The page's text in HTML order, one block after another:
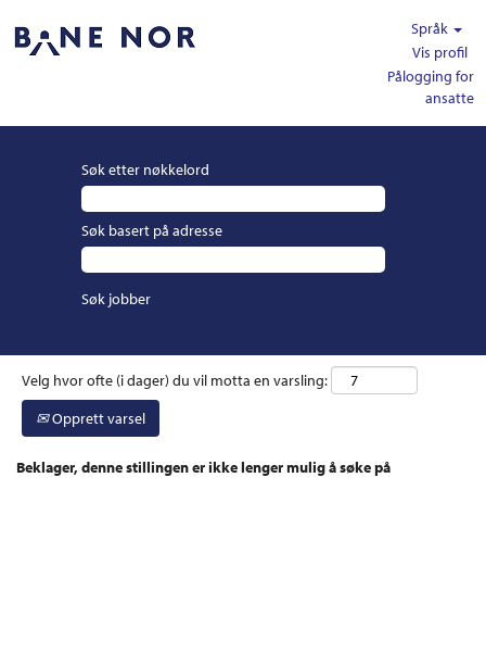
Språk
Vis profil
Pålogging for
ansatte
Søk etter nøkkelord
Søk basert på adresse
Velg hvor ofte (i dager) du vil motta en varsling:
Opprett varsel
Beklager, denne stillingen er ikke lenger mulig å søke på